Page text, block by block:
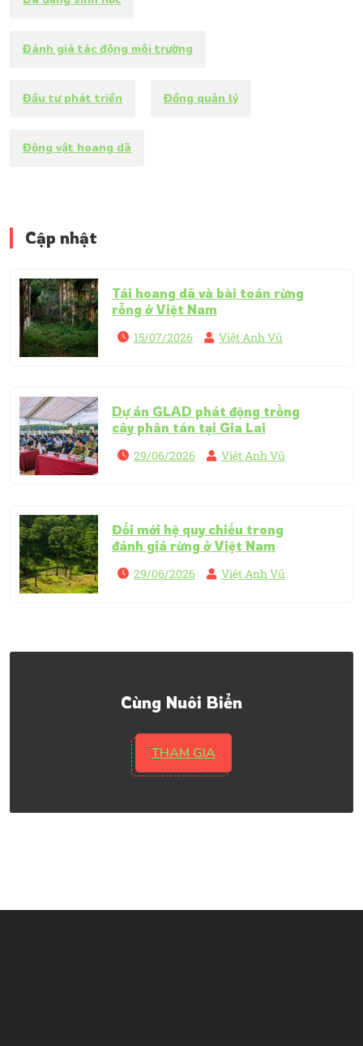
Đánh giá tác động môi trường
Đầu tư phát triển Đồng quản lý
Động vật hoang dã
Cập nhật
Tái hoang dã và bài toán rừng
rỗng ở Việt Nam
15/07/2026 Việt Anh Vũ
Dự án GLAD phát động trồng
cây phân tán tại Gia Lai
29/06/2026 Việt Anh Vũ
Đổi mới hệ quy chiếu trong
đánh giá rừng ở Việt Nam
29/06/2026 Việt Anh Vũ
Cùng Nuôi Biển
THAM GIA